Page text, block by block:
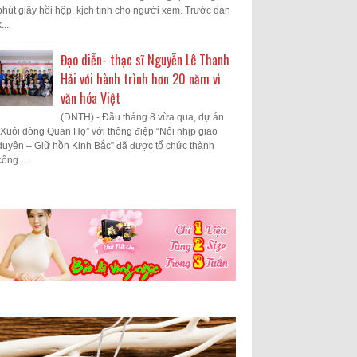
giây hồi hộp, kịch tính cho người xem. Trước dàn
Đạo diễn- thạc sĩ Nguyễn Lê Thanh
Hải với hành trình hơn 20 năm vì
văn hóa Việt
(DNTH) - Đầu tháng 8 vừa qua, dự án
dòng Quan Họ” với thông điệp “Nối nhịp giao
– Giữ hồn Kinh Bắc” đã được tổ chức thành
...